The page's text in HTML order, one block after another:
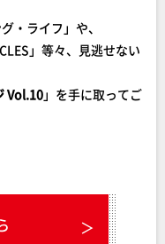
・ライフ」や、
」等々、見逃せない
Vol.10」を手に取ってご